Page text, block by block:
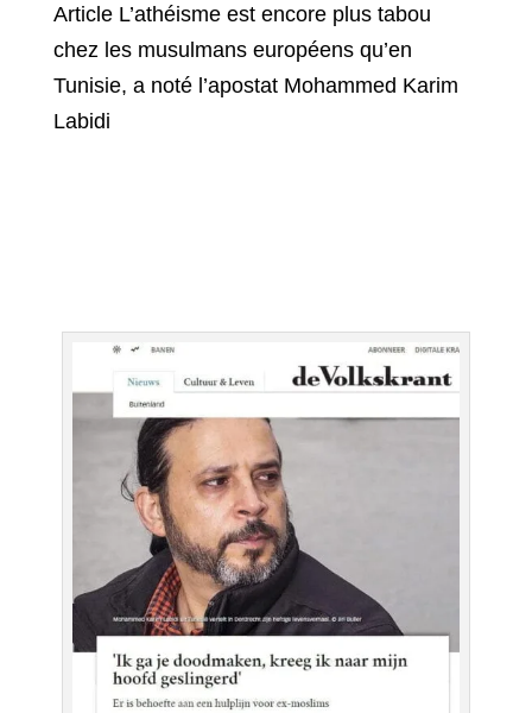
Article L’athéisme est encore plus tabou
chez les musulmans européens qu’en
Tunisie, a noté l’apostat Mohammed Karim
Labidi